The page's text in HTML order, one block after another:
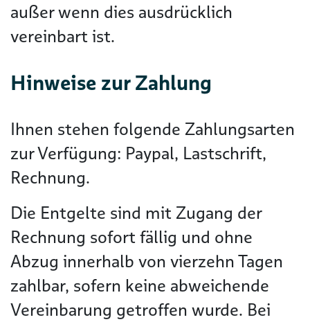
außer wenn dies ausdrücklich
vereinbart ist.
Hinweise zur Zahlung
Ihnen stehen folgende Zahlungsarten
zur Verfügung: Paypal, Lastschrift,
Rechnung.
Die Entgelte sind mit Zugang der
Rechnung sofort fällig und ohne
Abzug innerhalb von vierzehn Tagen
zahlbar, sofern keine abweichende
Vereinbarung getroffen wurde. Bei